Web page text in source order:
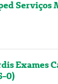
Serviços
Exames
0)